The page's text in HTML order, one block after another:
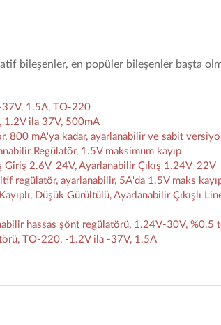
bileşenler, en popüler bileşenler başta
1.5A, TO-220
1.2V ila 37V, 500mA
800 mA'ya kadar, ayarlanabilir ve sabit
Regülatör, 1.5V maksimum kayıp
2.6V-24V, Ayarlanabilir Çıkış 1.24V-22V
regülatör, ayarlanabilir, 5A'da 1.5V maks
Düşük Gürültülü, Ayarlanabilir Çıkışlı
hassas şönt regülatörü, 1.24V-30V, %0.5
TO-220, -1.2V ila -37V, 1.5A